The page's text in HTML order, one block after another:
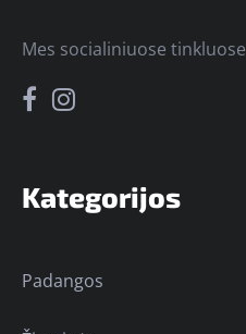
Kategorijos
Padangos
Mes socialiniuose tinkluose